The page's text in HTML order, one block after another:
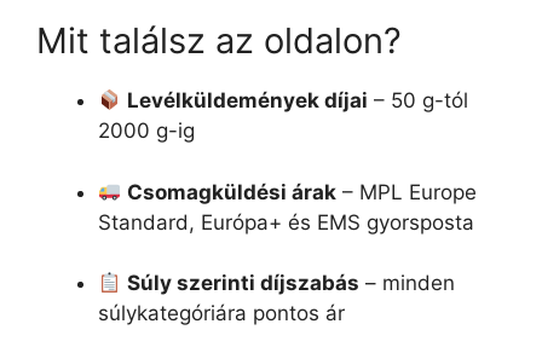
Mit találsz az oldalon?
Levélküldemények díjai – 50 g-tól
2000 g-ig
Csomagküldési árak – MPL Europe
Standard, Európa+ és EMS gyorsposta
Súly szerinti díjszabás – minden
súlykategóriára pontos ár